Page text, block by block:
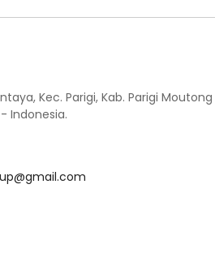
Kec. Parigi, Kab. Parigi
Indonesia.